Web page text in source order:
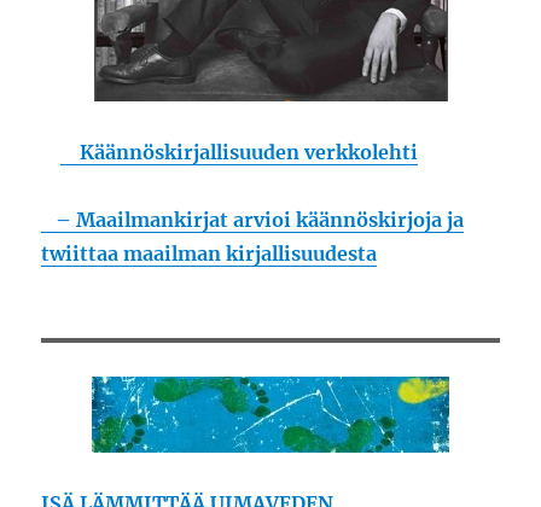
Käännöskirjallisuuden verkkolehti
– Maailmankirjat arvioi käännöskirjoja ja
twiittaa maailman kirjallisuudesta